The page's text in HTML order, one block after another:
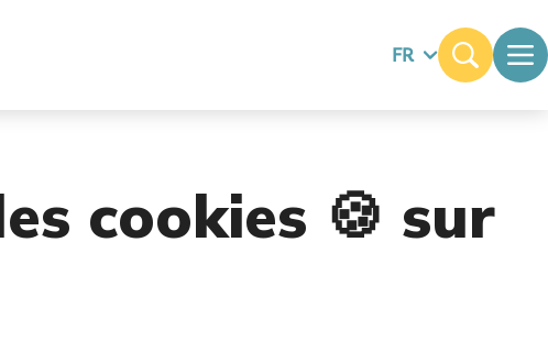
FR
cookies 🍪 sur